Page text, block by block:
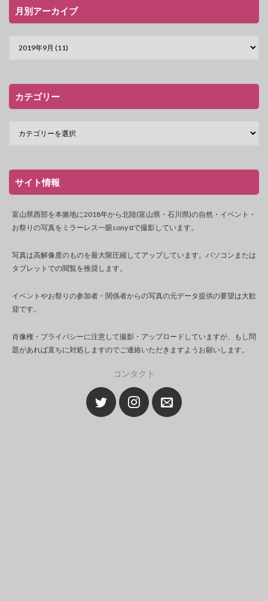
月別アーカイブ
カテゴリー
サイト情報
富山県西部を本拠地に2018年から北陸(富山県・石川県)の自然・イベント・
お祭りの写真をミラーレス一眼sony αで撮影しています。
写真は高解像度のものを最大限圧縮してアップしています。パソコンまたは
タブレットでの閲覧を推奨します。
イベントやお祭りの参加者・関係者からの写真の元データ提供の要望は大歓
迎です。
肖像権・プライバシーに注意して撮影・アップロードしていますが、もし問
題があれば直ちに対処しますのでご連絡いただきますようお願いします。
コンタクト